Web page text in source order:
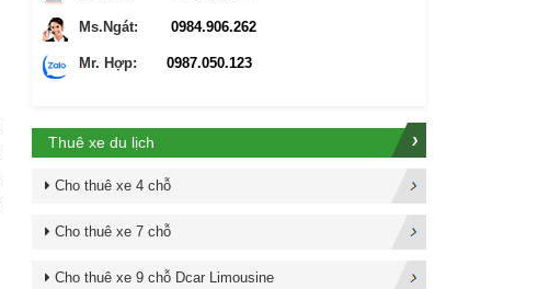
Ms.Ngát: 0984.906.262
Mr. Hợp: 0987.050.123
Thuê xe du lịch
Cho thuê xe 4 chỗ
Cho thuê xe 7 chỗ
Cho thuê xe 9 chỗ Dcar Limousine